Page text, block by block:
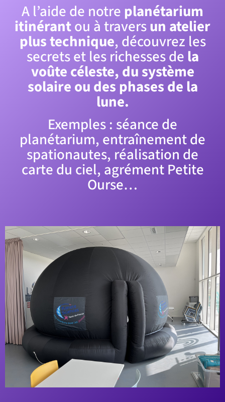
A l’aide de notre planétarium
itinérantou à traversun atelier
plus technique, découvrez les
secrets et les richesses de la
voûte céleste, du système
solaire ou des phases de la
lune.
Exemples : séance de
planétarium, entraînement de
spationautes, réalisation de
carte du ciel, agrément Petite
Ourse…